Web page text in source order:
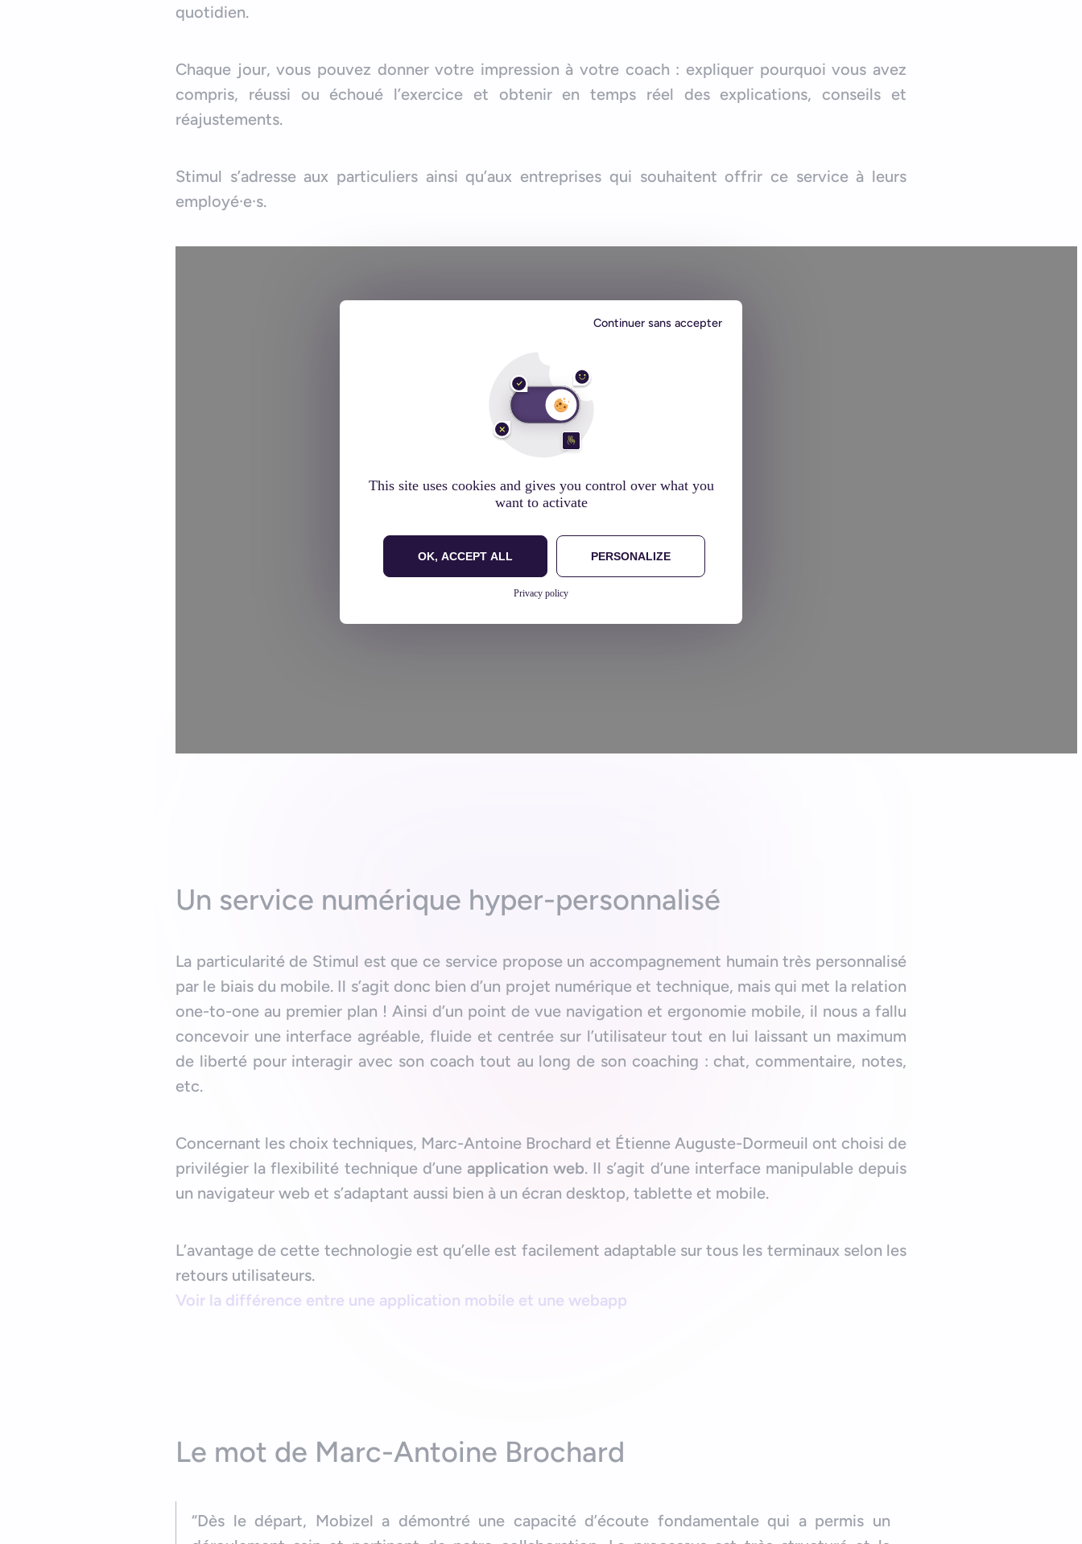
This site uses cookies and gives you control over what you
want to activate
OK, ACCEPT ALL
Continuer sans accepter
PERSONALIZE
Privacy policy
quotidien.
Chaque jour, vous pouvez donner votre impression à votre coach : expliquer pourquoi vous avez
compris, réussi ou échoué l’exercice et obtenir en temps réel des explications, conseils et
réajustements.
Stimul s’adresse aux particuliers ainsi qu’aux entreprises qui souhaitent offrir ce service à leurs
employé·e·s.
Un service numérique hyper-personnalisé
La particularité de Stimul est que ce service propose un accompagnement humain très personnalisé
par le biais du mobile. Il s’agit donc bien d’un projet numérique et technique, mais qui met la relation
one-to-one au premier plan ! Ainsi d’un point de vue navigation et ergonomie mobile, il nous a fallu
concevoir une interface agréable, fluide et centrée sur l’utilisateur tout en lui laissant un maximum
de liberté pour interagir avec son coach tout au long de son coaching : chat, commentaire, notes,
etc.
Concernant les choix techniques, Marc-Antoine Brochard et Étienne Auguste-Dormeuil ont choisi de
privilégier la flexibilité technique d’une application web. Il s’agit d’une interface manipulable depuis
un navigateur web et s’adaptant aussi bien à un écran desktop, tablette et mobile.
L’avantage de cette technologie est qu’elle est facilement adaptable sur tous les terminaux selon les
retours utilisateurs.
Voir la différence entre une application mobile et une webapp
Le mot de Marc-Antoine Brochard
“Dès le départ, Mobizel a démontré une capacité d’écoute fondamentale qui a permis un